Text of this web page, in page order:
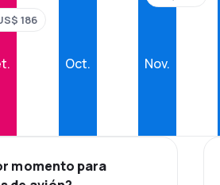
186
Oct. Nov.
momento para